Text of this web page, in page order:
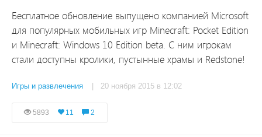
Бесплатное обновление выпущено компанией Microsoft
для популярных мобильных игр Minecraft: Pocket Edition
и Minecraft: Windows 10 Edition beta. С ним игрокам
стали доступны кролики, пустынные храмы и Redstone!
Игры и развлечения | 20 ноября 2015 в 12:02
5893 11 2